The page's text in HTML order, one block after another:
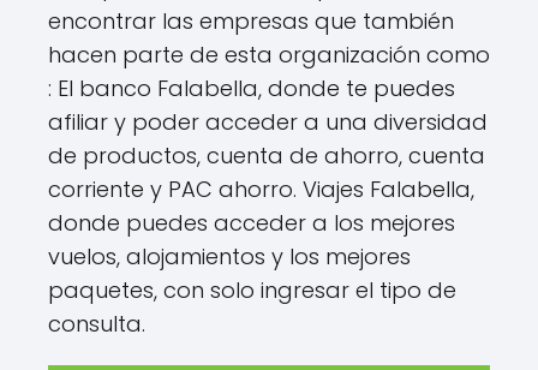
encontrar las empresas que también
hacen parte de esta organización como
: El banco Falabella, donde te puedes
afiliar y poder acceder a una diversidad
de productos, cuenta de ahorro, cuenta
corriente y PAC ahorro. Viajes Falabella,
donde puedes acceder a los mejores
vuelos, alojamientos y los mejores
paquetes, con solo ingresar el tipo de
consulta.